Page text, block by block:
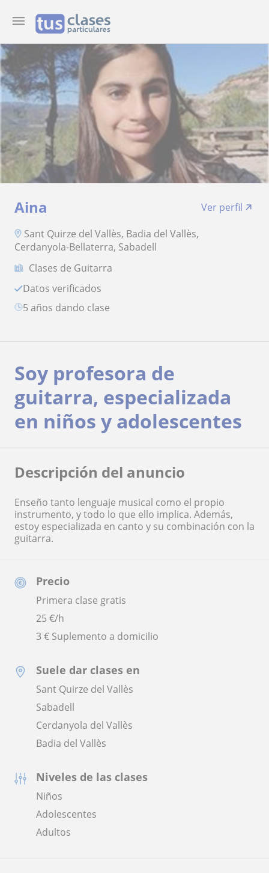
Aina
Ver perfil
Sant Quirze del Vallès, Badia del Vallès,
Cerdanyola-Bellaterra, Sabadell
Clases de Guitarra
Datos verificados
5 años dando clase
Precio
Primera clase gratis
25€/h
3 € Suplemento a domicilio
Suele dar clases en
Sant Quirze del Vallès
Sabadell
Cerdanyola del Vallès
Badia del Vallès
Niveles de las clases
Niños
Adolescentes
Adultos
Soy profesora de
guitarra, especializada
en niños y adolescentes
Descripción del anuncio
Enseño tanto lenguaje musical como el propio
instrumento, y todo lo que ello implica. Además,
estoy especializada en canto y su combinación con la
guitarra.